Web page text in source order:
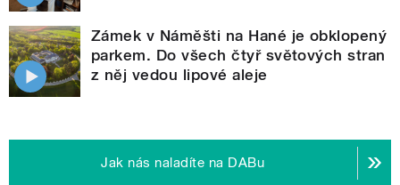
Zámek v Náměšti na Hané je obklopený
parkem. Do všech čtyř světových stran
z něj vedou lipové aleje
Jak nás naladíte na DABu